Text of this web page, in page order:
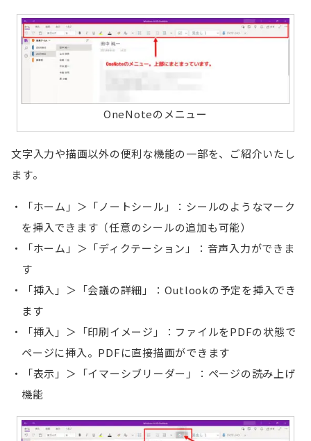
OneNoteのメニュー
文字入力や描画以外の便利な機能の一部を、ご紹介いたし
ます。
「ホーム」＞「ノートシール」：シールのようなマーク
を挿入できます（任意のシールの追加も可能）
「ホーム」＞「ディクテーション」：音声入力ができま
す
「挿入」＞「会議の詳細」：Outlookの予定を挿入でき
ます
「挿入」＞「印刷イメージ」：ファイルをPDFの状態で
ページに挿入。PDFに直接描画ができます
「表示」＞「イマーシブリーダー」：ページの読み上げ
機能